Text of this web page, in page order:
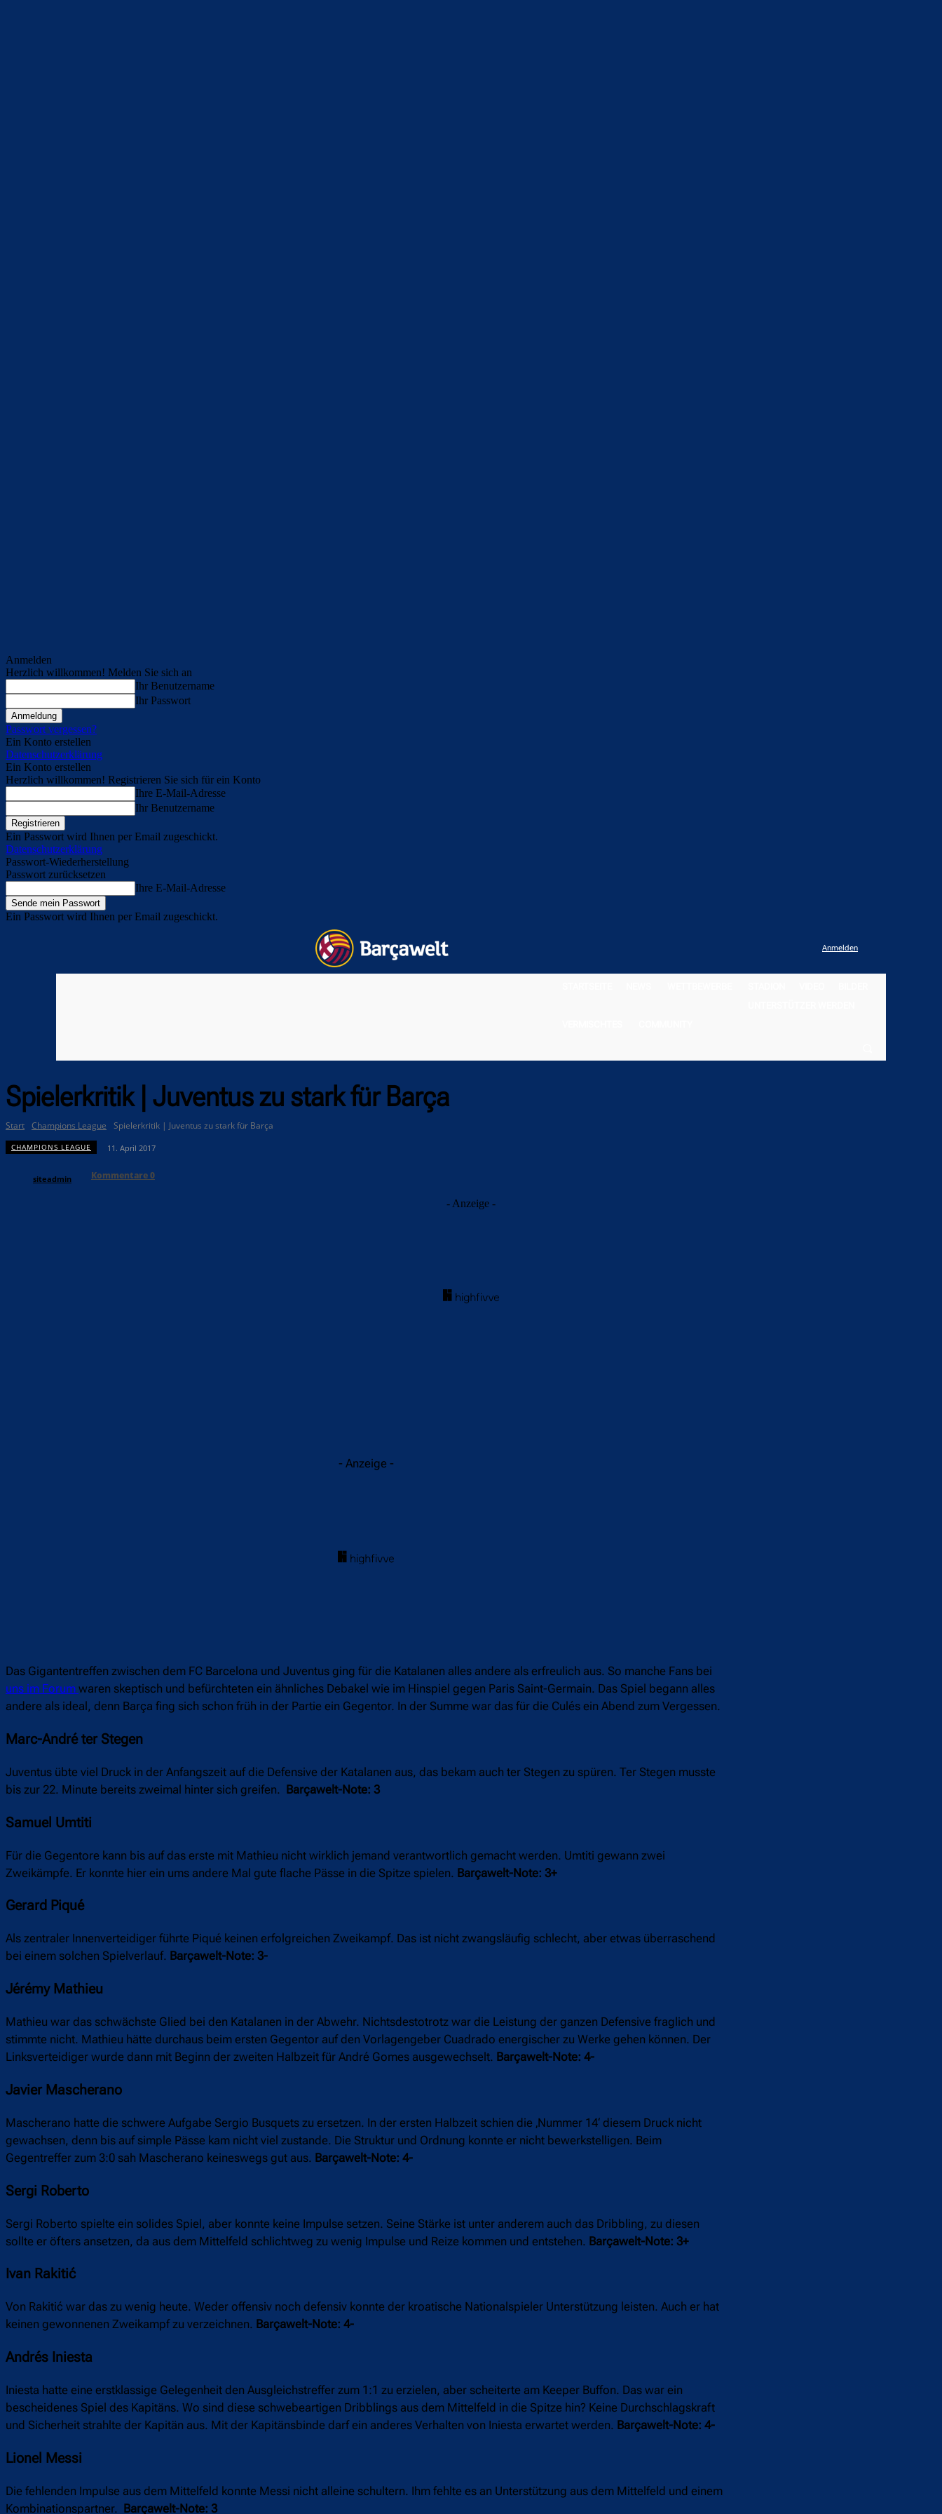
Anmelden
Herzlich willkommen! Melden Sie sich an
Ihr Benutzername
Ihr Passwort
Passwort vergessen?
Ein Konto erstellen
Datenschutzerklärung
Ein Konto erstellen
Herzlich willkommen! Registrieren Sie sich für ein Konto
Ihre E-Mail-Adresse
Ihr Benutzername
Ein Passwort wird Ihnen per Email zugeschickt.
Datenschutzerklärung
Passwort-Wiederherstellung
Passwort zurücksetzen
Ihre E-Mail-Adresse
Ein Passwort wird Ihnen per Email zugeschickt.
Anmelden
Spielerkritik | Juventus zu stark für Barça
Start Champions League Spielerkritik | Juventus zu stark für Barça
CHAMPIONS LEAGUE 11. April 2017
siteadmin Kommentare0
- Anzeige -
- Anzeige -
Das Gigantentreffen zwischen dem FC Barcelona und Juventus ging für die Katalanen alles andere als erfreulich aus. So manche Fans bei
uns im Forum waren skeptisch und befürchteten ein ähnliches Debakel wie im Hinspiel gegen Paris Saint-Germain. Das Spiel begann alles
andere als ideal, denn Barça fing sich schon früh in der Partie ein Gegentor. In der Summe war das für die Culés ein Abend zum Vergessen.
Marc-André ter Stegen
Juventus übte viel Druck in der Anfangszeit auf die Defensive der Katalanen aus, das bekam auch ter Stegen zu spüren. Ter Stegen musste
bis zur 22. Minute bereits zweimal hinter sich greifen. Barçawelt-Note: 3
Samuel Umtiti
Für die Gegentore kann bis auf das erste mit Mathieu nicht wirklich jemand verantwortlich gemacht werden. Umtiti gewann zwei
Zweikämpfe. Er konnte hier ein ums andere Mal gute flache Pässe in die Spitze spielen. Barçawelt-Note: 3+
Gerard Piqué
Als zentraler Innenverteidiger führte Piqué keinen erfolgreichen Zweikampf. Das ist nicht zwangsläufig schlecht, aber etwas überraschend
bei einem solchen Spielverlauf. Barçawelt-Note: 3-
Jérémy Mathieu
Mathieu war das schwächste Glied bei den Katalanen in der Abwehr. Nichtsdestotrotz war die Leistung der ganzen Defensive fraglich und
stimmte nicht. Mathieu hätte durchaus beim ersten Gegentor auf den Vorlagengeber Cuadrado energischer zu Werke gehen können. Der
Linksverteidiger wurde dann mit Beginn der zweiten Halbzeit für André Gomes ausgewechselt. Barçawelt-Note: 4-
Javier Mascherano
Mascherano hatte die schwere Aufgabe Sergio Busquets zu ersetzen. In der ersten Halbzeit schien die ‚Nummer 14‘ diesem Druck nicht
gewachsen, denn bis auf simple Pässe kam nicht viel zustande. Die Struktur und Ordnung konnte er nicht bewerkstelligen. Beim
Gegentreffer zum 3:0 sah Mascherano keineswegs gut aus. Barçawelt-Note: 4-
Sergi Roberto
Sergi Roberto spielte ein solides Spiel, aber konnte keine Impulse setzen. Seine Stärke ist unter anderem auch das Dribbling, zu diesen
sollte er öfters ansetzen, da aus dem Mittelfeld schlichtweg zu wenig Impulse und Reize kommen und entstehen. Barçawelt-Note: 3+
Ivan Rakitić
Von Rakitić war das zu wenig heute. Weder offensiv noch defensiv konnte der kroatische Nationalspieler Unterstützung leisten. Auch er hat
keinen gewonnenen Zweikampf zu verzeichnen. Barçawelt-Note: 4-
Andrés Iniesta
Iniesta hatte eine erstklassige Gelegenheit den Ausgleichstreffer zum 1:1 zu erzielen, aber scheiterte am Keeper Buffon. Das war ein
bescheidenes Spiel des Kapitäns. Wo sind diese schwebeartigen Dribblings aus dem Mittelfeld in die Spitze hin? Keine Durchschlagskraft
und Sicherheit strahlte der Kapitän aus. Mit der Kapitänsbinde darf ein anderes Verhalten von Iniesta erwartet werden. Barçawelt-Note: 4-
Lionel Messi
Die fehlenden Impulse aus dem Mittelfeld konnte Messi nicht alleine schultern. Ihm fehlte es an Unterstützung aus dem Mittelfeld und einem
Kombinationspartner. Barçawelt-Note: 3